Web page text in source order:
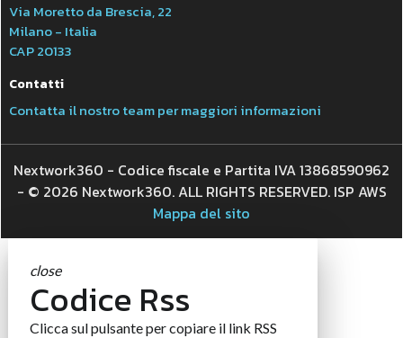
Via Moretto da Brescia, 22
Milano - Italia
CAP 20133
Contatti
Contatta il nostro team per maggiori informazioni
Nextwork360 - Codice fiscale e Partita IVA 13868590962
- © 2026 Nextwork360. ALL RIGHTS RESERVED. ISP AWS
Mappa del sito
close
Codice Rss
Clicca sul pulsante per copiare il link RSS